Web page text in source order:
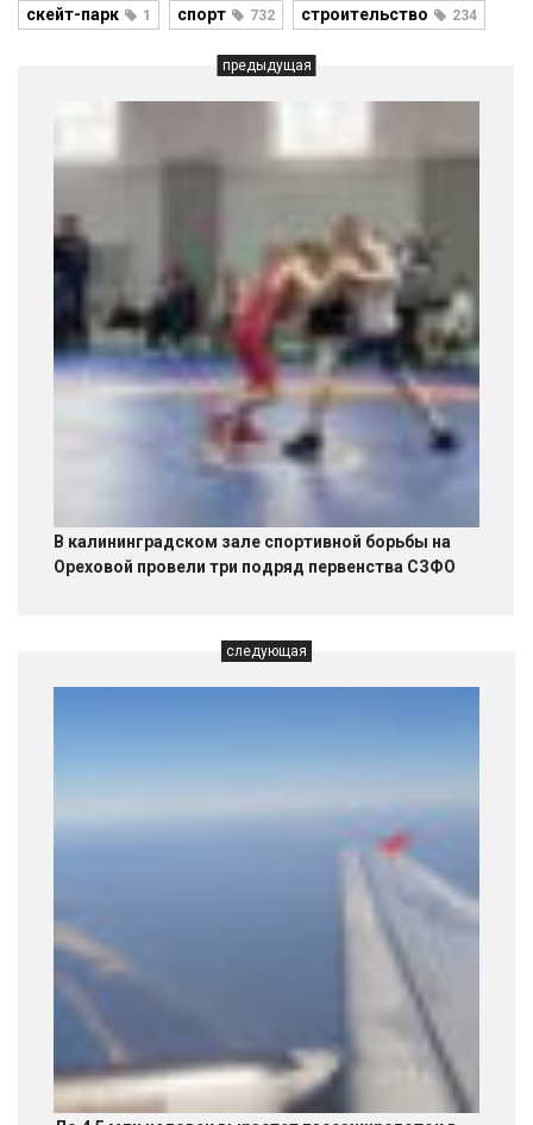
скейт-парк 1 спорт 732 строительство 234
предыдущая
В калининградском зале спортивной борьбы на
Ореховой провели три подряд первенства СЗФО
следующая